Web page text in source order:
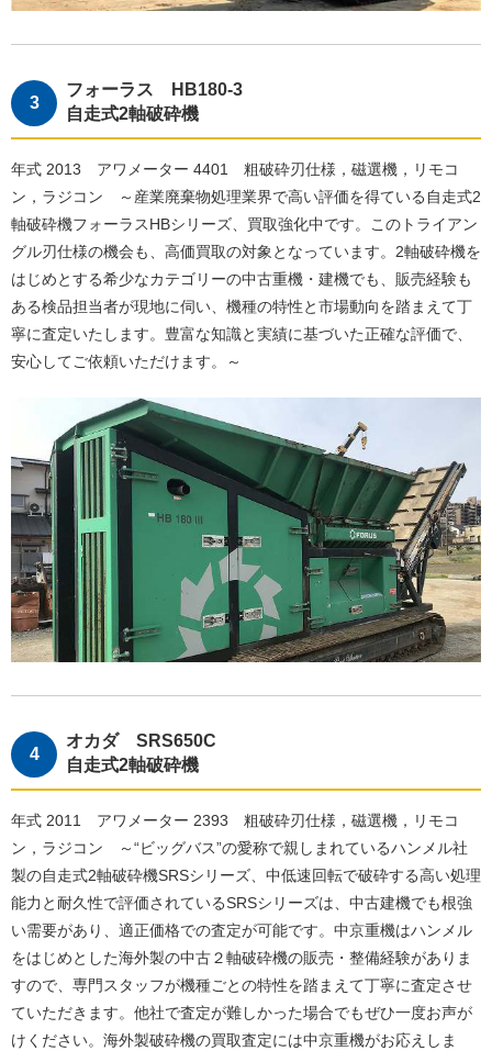
フォーラス HB180-3
自走式2軸破砕機
年式 2013 アワメーター 4401 粗破砕刃仕様，磁選機，リモコ
ン，ラジコン ～産業廃棄物処理業界で高い評価を得ている自走式2
軸破砕機フォーラスHBシリーズ、買取強化中です。このトライアン
グル刃仕様の機会も、高価買取の対象となっています。2軸破砕機を
はじめとする希少なカテゴリーの中古重機・建機でも、販売経験も
ある検品担当者が現地に伺い、機種の特性と市場動向を踏まえて丁
寧に査定いたします。豊富な知識と実績に基づいた正確な評価で、
安心してご依頼いただけます。～
オカダ SRS650C
自走式2軸破砕機
年式 2011 アワメーター 2393 粗破砕刃仕様，磁選機，リモコ
ン，ラジコン ～“ビッグバス”の愛称で親しまれているハンメル社
製の自走式2軸破砕機SRSシリーズ、中低速回転で破砕する高い処理
能力と耐久性で評価されているSRSシリーズは、中古建機でも根強
い需要があり、適正価格での査定が可能です。中京重機はハンメル
をはじめとした海外製の中古２軸破砕機の販売・整備経験がありま
すので、専門スタッフが機種ごとの特性を踏まえて丁寧に査定させ
ていただきます。他社で査定が難しかった場合でもぜひ一度お声が
けください。海外製破砕機の買取査定には中京重機がお応えしま